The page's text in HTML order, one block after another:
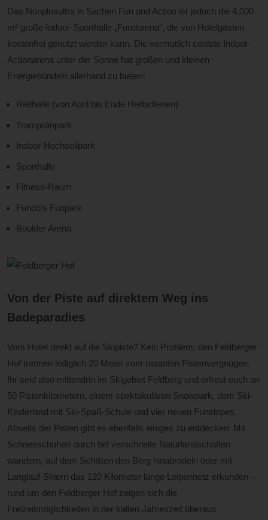
Das Nonplusultra in Sachen Fun und Action ist jedoch die 4.000
m² große Indoor-Sporthalle „Fundorena“, die von Hotelgästen
kostenfrei genutzt werden kann. Die vermutlich coolste Indoor-
Actionarena unter der Sonne hat großen und kleinen
Energiebündeln allerhand zu bieten:
Reithalle (von April bis Ende Herbstferien)
Trampolinpark
Indoor-Hochseilpark
Sporthalle
Fitness-Raum
Fundo's Funpark
Boulder Arena
Von der Piste auf direktem Weg ins
Badeparadies
Vom Hotel direkt auf die Skipiste? Kein Problem, den Feldberger
Hof trennen lediglich 20 Meter vom rasanten Pistenvergnügen.
Ihr seid also mittendrin im Skigebiet Feldberg und erfreut euch an
50 Pistenkilometern, einem spektakulären Snowpark, dem Ski-
Kinderland mit Ski-Spaß-Schule und vier neuen Funslopes.
Abseits der Pisten gibt es ebenfalls einiges zu entdecken: Mit
Schneeschuhen durch tief verschneite Naturlandschaften
wandern, auf dem Schlitten den Berg hinabrodeln oder mit
Langlauf-Skiern das 120 Kilometer lange Loipennetz erkunden –
rund um den Feldberger Hof zeigen sich die
Freizeitmöglichkeiten in der kalten Jahreszeit überaus